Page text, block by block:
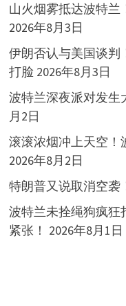
山火烟雾抵达波特兰
2026年8月3日
伊朗否认与美国谈判
打脸 2026年8月3日
波特兰深夜派对发生
月2日
滚滚浓烟冲上天空！
2026年8月2日
特朗普又说取消空袭
波特兰未拴绳狗疯狂
紧张！ 2026年8月1日